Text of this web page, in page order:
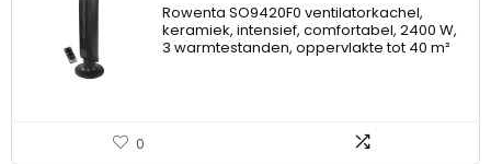
Rowenta SO9420F0 ventilatorkachel,
keramiek, intensief, comfortabel, 2400 W,
3 warmtestanden, oppervlakte tot 40 m²
0